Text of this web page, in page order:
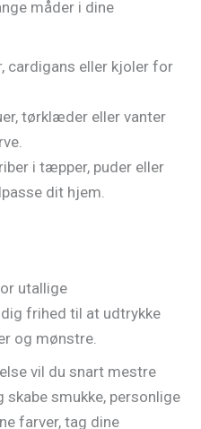
måder i dine
cardigans eller kjoler for
tørklæder eller vanter
i tæpper, puder eller
dit hjem.
utallige
frihed til at udtrykke
og mønstre.
vil du snart mestre
smukke, personlige
farver, tag dine